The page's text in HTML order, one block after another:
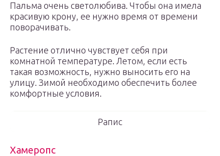
Пальма очень светолюбива. Чтобы она имела
красивую крону, ее нужно время от времени
поворачивать.
Растение отлично чувствует себя при
комнатной температуре. Летом, если есть
такая возможность, нужно выносить его на
улицу. Зимой необходимо обеспечить более
комфортные условия.
Рапис
Хамеропс